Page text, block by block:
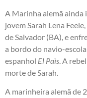
A Marinha alemã ainda
jovem Sarah Lena
de Salvador (BA), e
a bordo do navio-
espanhol El Paìs. A
morte de Sarah.
A marinheira alemã de